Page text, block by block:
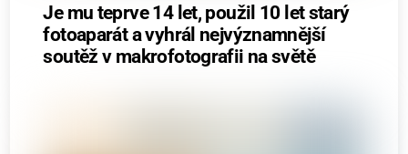
Je mu teprve 14 let, použil 10 let starý
fotoaparát a vyhrál nejvýznamnější
soutěž v makrofotografii na světě